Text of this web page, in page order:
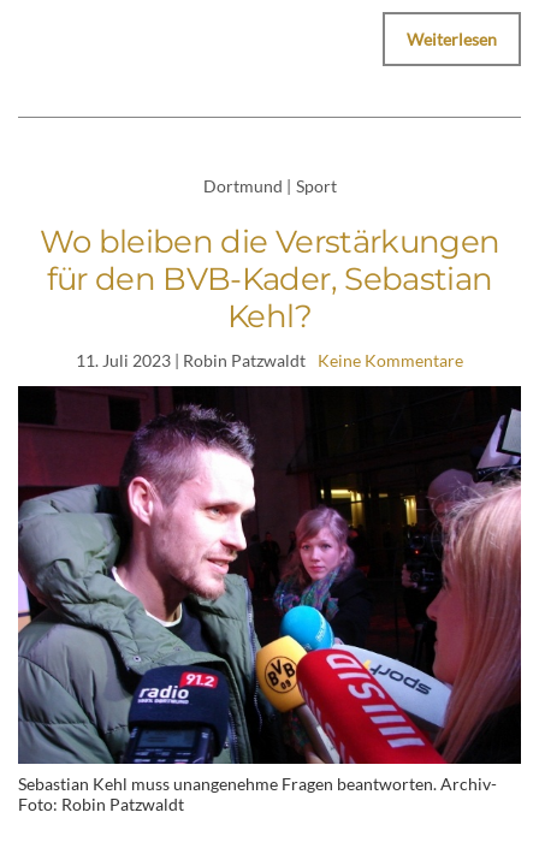
Weiterlesen
Dortmund | Sport
Wo bleiben die Verstärkungen
für den BVB-Kader, Sebastian
Kehl?
11. Juli 2023 | Robin Patzwaldt Keine Kommentare
Sebastian Kehl muss unangenehme Fragen beantworten. Archiv-
Foto: Robin Patzwaldt